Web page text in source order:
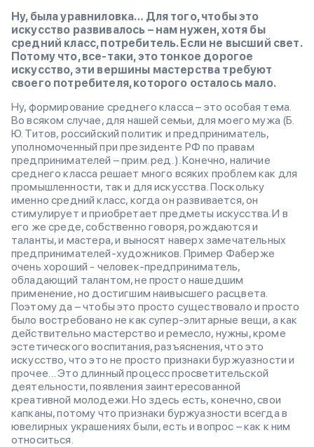
Ну, была уравниловка… Для того, чтобы это
искусство развивалось – нам нужен, хотя бы
средний класс, потребитель. Если не высший свет.
Потому что, все-таки, это тонкое дорогое
искусство, эти вершины мастерства требуют
своего потребителя, которого осталось мало.
Ну, формирование среднего класса – это особая тема.
Во всяком случае, для нашей семьи, для моего мужа (Б.
Ю. Титов, российский политик и предприниматель,
уполномоченный при президенте РФ по правам
предпринимателей – прим. ред.). Конечно, наличие
среднего класса решает много всяких проблем как для
промышленности, так и для искусства. Поскольку
именно средний класс, когда он развивается, он
стимулирует и приобретает предметы искусства. И в
его же среде, собственно говоря, рождаются и
таланты, и мастера, и выносят наверх замечательных
предпринимателей-художников. Пример Фаберже
очень хороший - человек-предприниматель,
обладающий талантом, не просто нашедшим
применение, но достигшим наивысшего расцвета.
Поэтому да – чтобы это просто существовало и просто
было востребовано не как супер-элитарные вещи, а как
действительно мастерство и ремесло, нужны, кроме
эстетического воспитания, разъяснения, что это
искусство, что это не просто признаки буржуазности и
прочее… Это длинный процесс просветительской
деятельности, появления заинтересованной
креативной молодежи. Но здесь есть, конечно, свои
капканы, потому что признаки буржуазности всегда в
ювелирных украшениях были, есть и вопрос – как к ним
относиться.